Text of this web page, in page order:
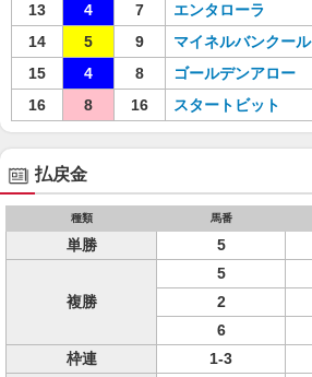
13
4 7 エンタローラ
14
5 9 マイネルバンクール
15
4 8 ゴールデンアロー
16
8 16 スタートビット
払戻金
種類 馬番
単勝 5
複勝
5
2
6
枠連
1-3